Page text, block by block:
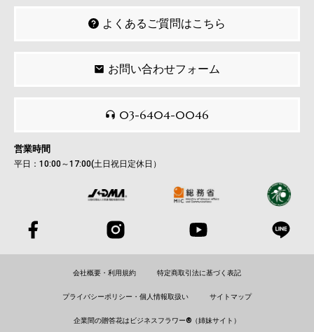
よくあるご質問はこちら
お問い合わせフォーム
03-6404-0046
営業時間
平日：10:00～17:00(土日祝日定休日）
会社概要・利用規約 特定商取引法に基づく表記
プライバシーポリシー・個人情報取扱い サイトマップ
企業間の贈答花はビジネスフラワー®（姉妹サイト）